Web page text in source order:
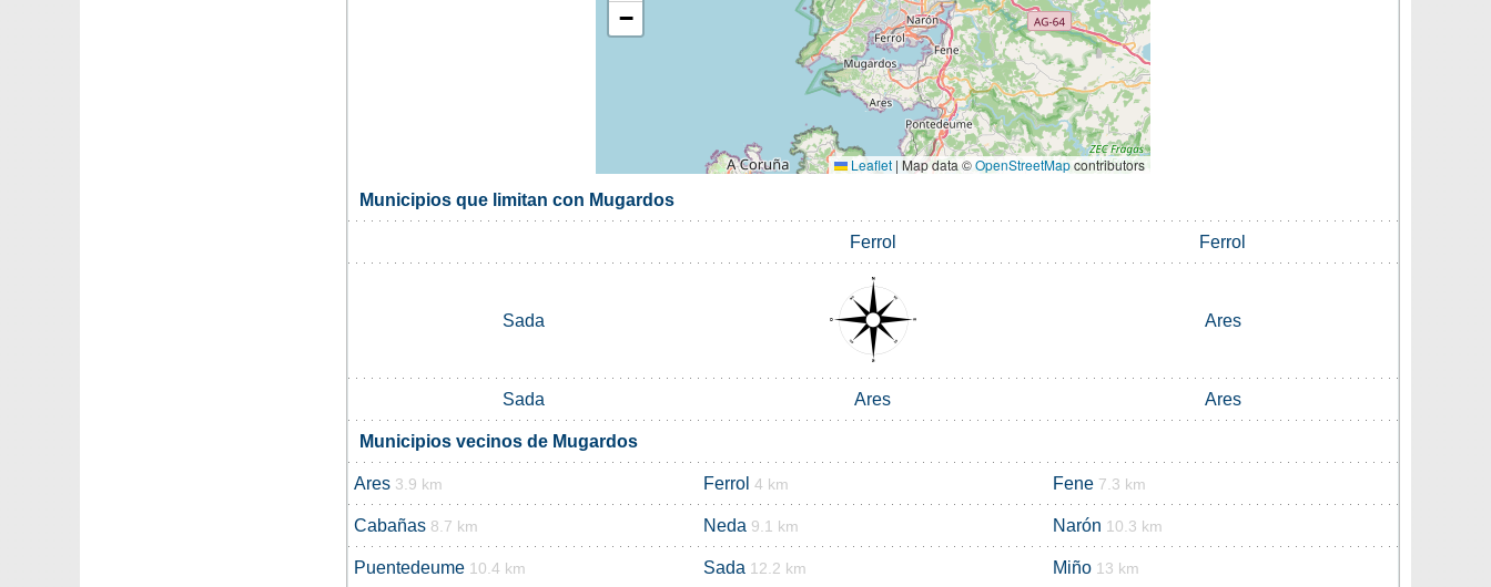
−
Leaflet | Map data ©OpenStreetMapcontributors
Municipios que limitan con Mugardos
Ferrol Ferrol
Sada Ares
Sada Ares Ares
Municipios vecinos de Mugardos
Ares 3.9 km Ferrol 4 km Fene 7.3 km
Cabañas 8.7 km Neda 9.1 km Narón 10.3 km
Puentedeume 10.4 km Sada 12.2 km Miño 13 km